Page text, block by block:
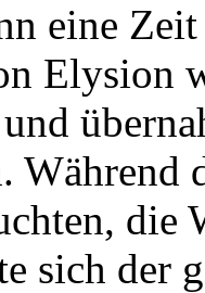
eine
Elysion
Während
die
sich der